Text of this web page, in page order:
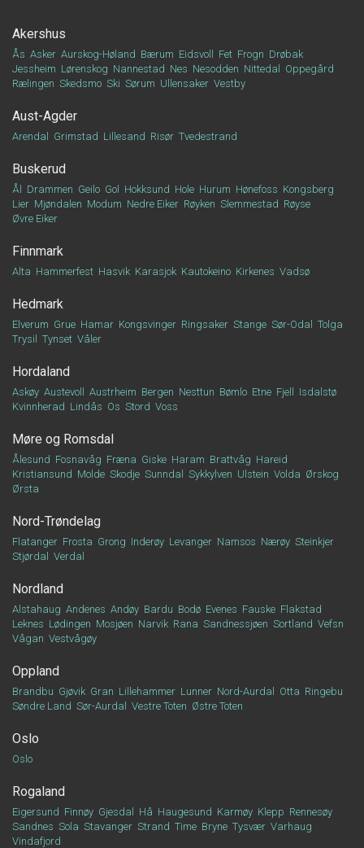
Akershus
Ås Asker Aurskog-Høland Bærum Eidsvoll Fet Frogn Drøbak
Jessheim Lørenskog Nannestad Nes Nesodden Nittedal
Oppegård
Rælingen Skedsmo Ski Sørum Ullensaker Vestby
Aust-Agder
Arendal Grimstad Lillesand Risør Tvedestrand
Buskerud
Ål Drammen Geilo Gol Hokksund Hole Hurum Hønefoss Kongsberg
Lier Mjøndalen Modum Nedre Eiker Røyken Slemmestad Røyse
Øvre Eiker
Finnmark
Alta Hammerfest Hasvik Karasjok Kautokeino Kirkenes Vadsø
Hedmark
Elverum Grue Hamar Kongsvinger Ringsaker Stange Sør-Odal
Tolga
Trysil
Tynset Våler
Hordaland
Askøy Austevoll Austrheim Bergen Nesttun Bømlo Etne Fjell
Isdalstø
Kvinnherad Lindås Os Stord Voss
Møre og Romsdal
Ålesund Fosnavåg Fræna Giske Haram Brattvåg Hareid
Kristiansund Molde Skodje Sunndal Sykkylven Ulstein Volda Ørskog
Ørsta
Nord-Trøndelag
Flatanger Frosta Grong Inderøy Levanger Namsos Nærøy Steinkjer
Stjørdal
Verdal
Nordland
Alstahaug Andenes Andøy Bardu Bodø Evenes Fauske Flakstad
Leknes Lødingen Mosjøen Narvik Rana Sandnessjøen Sortland Vefsn
Vågan Vestvågøy
Oppland
Brandbu Gjøvik Gran Lillehammer Lunner Nord-Aurdal Otta Ringebu
Søndre Land Sør-Aurdal Vestre Toten Østre Toten
Oslo
Oslo
Rogaland
Eigersund Finnøy Gjesdal Hå Haugesund Karmøy Klepp Rennesøy
Sandnes Sola Stavanger Strand Time Bryne Tysvær Varhaug
Vindafjord